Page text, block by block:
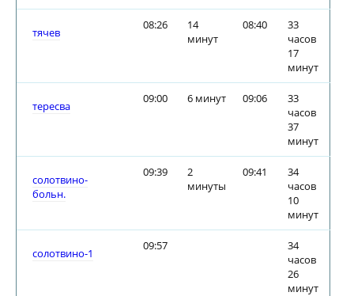
тячев
08:26
14
минут
08:40
33
часов
17
минут
тересва
09:00 6 минут 09:06
33
часов
37
минут
солотвино-
больн.
09:39
2
минуты
09:41
34
часов
10
минут
солотвино-1
09:57
34
часов
26
минут